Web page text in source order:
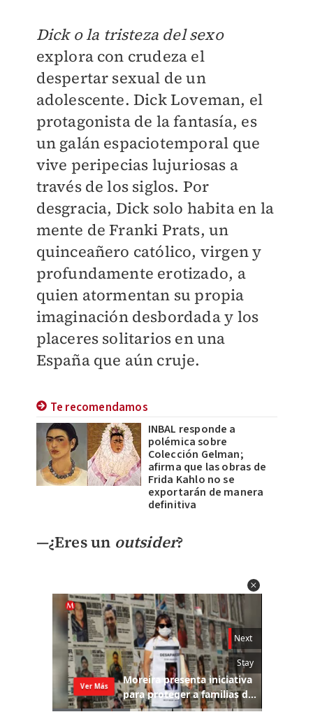
Dick o la tristeza del sexo
explora con crudeza el
despertar sexual de un
adolescente. Dick Loveman, el
protagonista de la fantasía, es
un galán espaciotemporal que
vive peripecias lujuriosas a
través de los siglos. Por
desgracia, Dick solo habita en la
mente de Franki Prats, un
quinceañero católico, virgen y
profundamente erotizado, a
quien atormentan su propia
imaginación desbordada y los
placeres solitarios en una
España que aún cruje.
Te recomendamos
INBAL responde a
polémica sobre
Colección Gelman;
afirma que las obras de
Frida Kahlo no se
exportarán de manera
definitiva
—¿Eres un outsider?